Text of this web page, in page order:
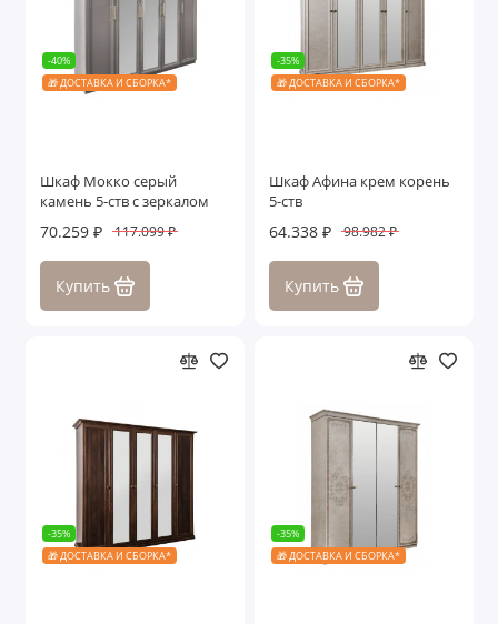
-40%
🎁 ДОСТАВКА И СБОРКА*
Шкаф Мокко серый
камень 5-ств с зеркалом
70.259 ₽ 117.099 ₽
Купить
-35%
🎁 ДОСТАВКА И СБОРКА*
Шкаф Афина крем корень
5-ств
64.338 ₽ 98.982 ₽
Купить
-35%
🎁 ДОСТАВКА И СБОРКА*
-35%
🎁 ДОСТАВКА И СБОРКА*